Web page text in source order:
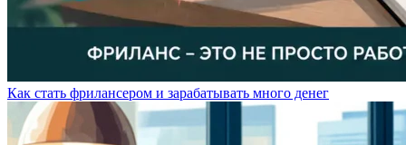
Как стать фрилансером и зарабатывать много денег